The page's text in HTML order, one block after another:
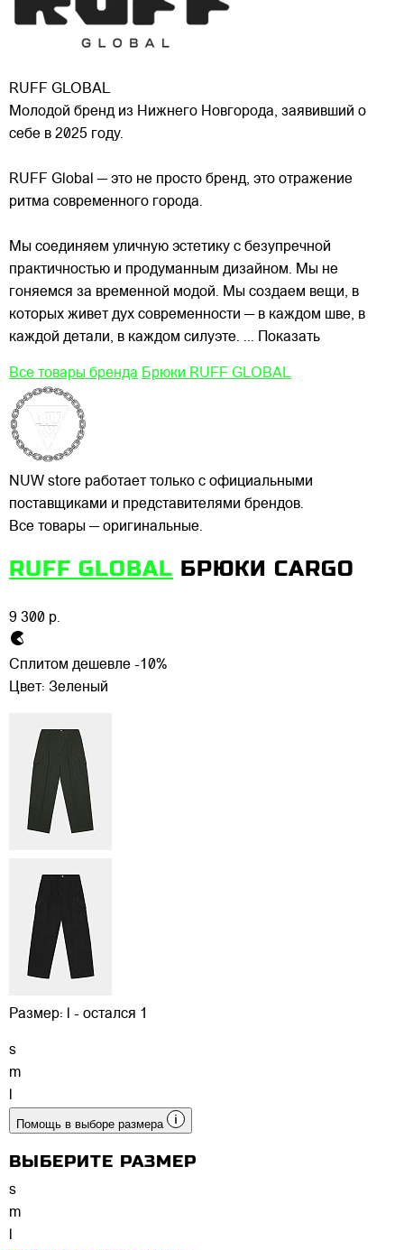
RUFF GLOBAL
Молодой бренд из Нижнего Новгорода, заявивший о
себе в 2025 году.
RUFF Global — это не просто бренд, это отражение
ритма современного города.
Мы соединяем уличную эстетику с безупречной
практичностью и продуманным дизайном. Мы не
гоняемся за временной модой. Мы создаем вещи, в
которых живет дух современности — в каждом шве, в
каждой детали, в каждом силуэте. ... Показать
Все товары бренда Брюки RUFF GLOBAL
NUW store работает только с официальными
поставщиками и представителями брендов.
Все товары — оригинальные.
RUFF GLOBAL БРЮКИ CARGO
9 300 р.
Сплитом дешевле -10%
Цвет: Зеленый
Размер: l - остался 1
s
m
Помощь в выборе размера
ВЫБЕРИТЕ РАЗМЕР
s
m
l